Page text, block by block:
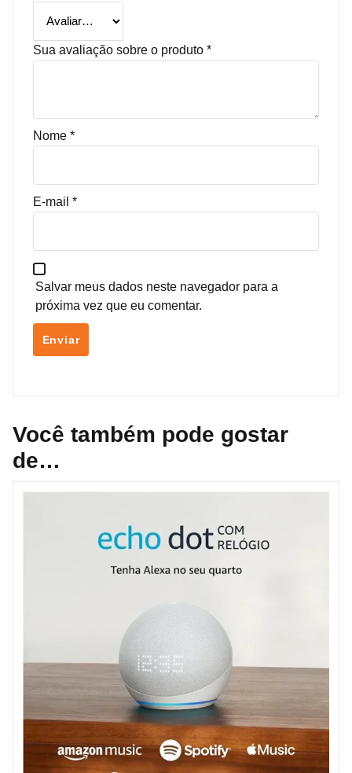
Sua avaliação sobre o produto *
Nome *
E-mail *
Salvar meus dados neste navegador para a
próxima vez que eu comentar.
Você também pode gostar
de…